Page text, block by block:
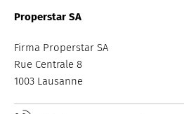
Properstar SA
Firma Properstar SA
Rue Centrale 8
1003 Lausanne